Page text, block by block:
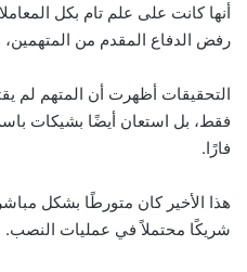
أنها كانت على علم تام بكل
رفض الدفاع المقدم من المتهمين،
التحقيقات أظهرت أن المتهم لم
فقط، بل استعان أيضًا بشيكات
فارًا.
هذا الأخير كان متورطًا بشكل
شريكًا محتملاً في عمليات النصب.